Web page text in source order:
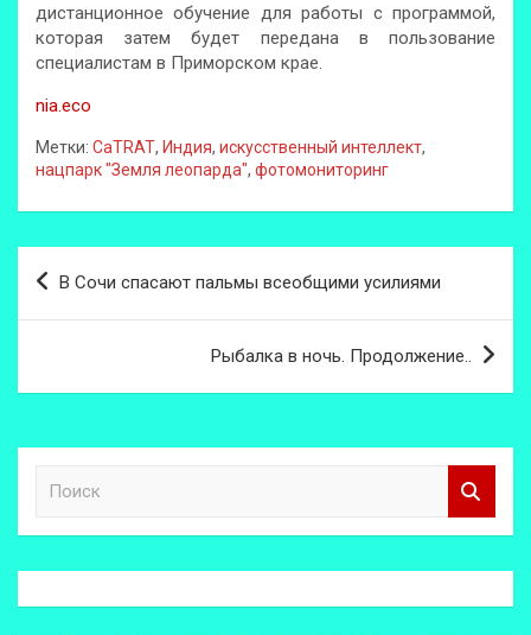
дистанционное обучение для работы с программой,
которая затем будет передана в пользование
специалистам в Приморском крае.
nia.eco
Метки: CaTRAT, Индия, искусственный интеллект,
нацпарк "Земля леопарда", фотомониторинг
Навигация
В Сочи спасают пальмы всеобщими усилиями
Рыбалка в ночь. Продолжение..
к